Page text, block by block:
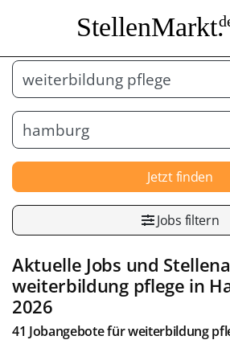
StellenMarkt.
Jetzt finden
Jobs filtern
Aktuelle Jobs und
weiterbildung pflege in
2026
41 Jobangebote für weiterbildung